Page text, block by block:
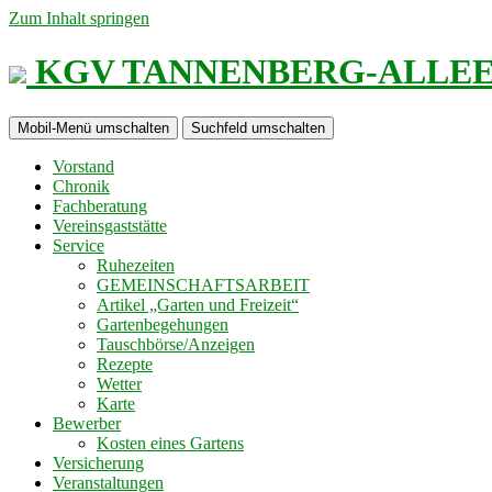
Zum Inhalt springen
KGV TANNENBERG-
Mobil-Menü umschalten Suchfeld umschalten
Vorstand
Chronik
Fachberatung
Vereinsgaststätte
Service
Ruhezeiten
GEMEINSCHAFTSARBEIT
Artikel „Garten und Freizeit“
Gartenbegehungen
Tauschbörse/Anzeigen
Rezepte
Wetter
Karte
Bewerber
Kosten eines Gartens
Versicherung
Veranstaltungen